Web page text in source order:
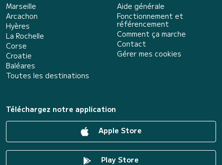
Marseille
Arcachon
Hyères
La Rochelle
Corse
Croatie
Baléares
Toutes les destinations
Aide générale
Fonctionnement et
référencement
Comment ça marche
Contact
Gérer mes cookies
Téléchargez notre application
Apple Store
Play Store